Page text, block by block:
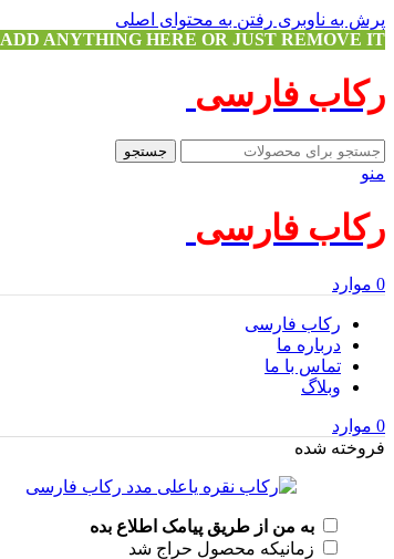
پرش به ناوبری رفتن به محتوای اصلی
ADD ANYTHING HERE OR JUST REMOVE IT…
رکاب فارسی
جستجو
منو
رکاب فارسی
0 موارد
رکاب فارسی
درباره ما
تماس با ما
وبلاگ
0 موارد
فروخته شده
به من از طریق پیامک اطلاع بده
زمانیکه محصول حراج شد